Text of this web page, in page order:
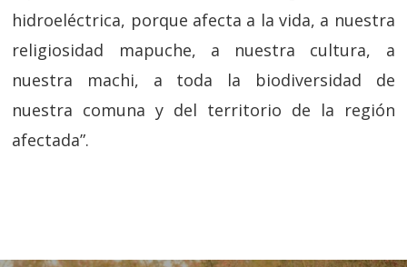
hidroeléctrica, porque afecta a la vida, a nuestra
religiosidad mapuche, a nuestra cultura, a
nuestra machi, a toda la biodiversidad de
nuestra comuna y del territorio de la región
afectada”.